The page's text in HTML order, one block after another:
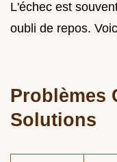
L'échec est
oubli de repos.
Problèmes
Solutions